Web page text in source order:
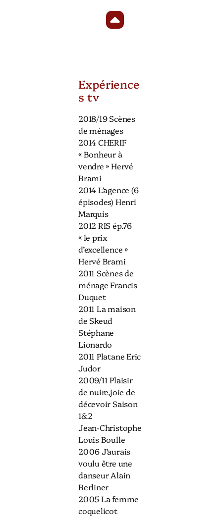
Expérience
s tv
2018/19 Scènes
de ménages
2014 CHERIF
« Bonheur à
vendre » Hervé
Brami
2014 L’agence (6
épisodes) Henri
Marquis
2012 RIS ép.76
« le prix
d’excellence »
Hervé Brami
2011 Scènes de
ménage Francis
Duquet
2011 La maison
de Skeud
Stéphane
Lionardo
2011 Platane Eric
Judor
2009/11 Plaisir
de nuire,joie de
décevoir Saison
1&2
Jean-Christophe
Louis Boulle
2006 J’aurais
voulu être une
danseur Alain
Berliner
2005 La femme
coquelicot